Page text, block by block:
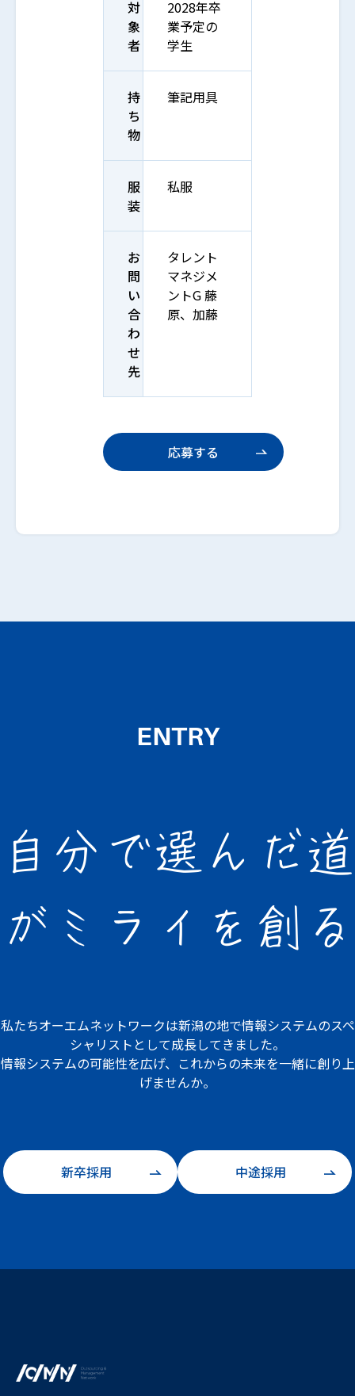
対
象
者
2028年卒
業予定の
学生
持
ち
物
筆記用具
服
装
私服
お
問
い
合
わ
せ
先
タレント
マネジメ
ントG 藤
原、加藤
応募する
ENTRY
自分で選んだ道
が ミライを創る
私たちオーエムネットワークは新潟の地で情報システムのスペ
シャリストとして成長してきました。
情報システムの可能性を広げ、 これからの未来を一緒に創り上
げませんか。
新卒採用 中途採用